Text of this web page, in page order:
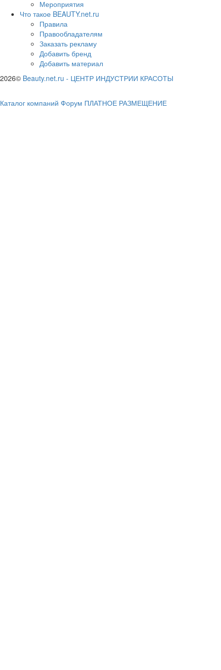
Мероприятия
Что такое BEAUTY.net.ru
Правила
Правообладателям
Заказать рекламу
Добавить бренд
Добавить материал
2026© Beauty.net.ru - ЦЕНТР ИНДУСТРИИ КРАСОТЫ
Каталог компаний Форум ПЛАТНОЕ РАЗМЕЩЕНИЕ